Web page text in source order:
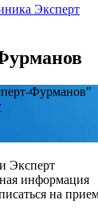
Эксперт
Фурманов"
Эксперт
информация
на